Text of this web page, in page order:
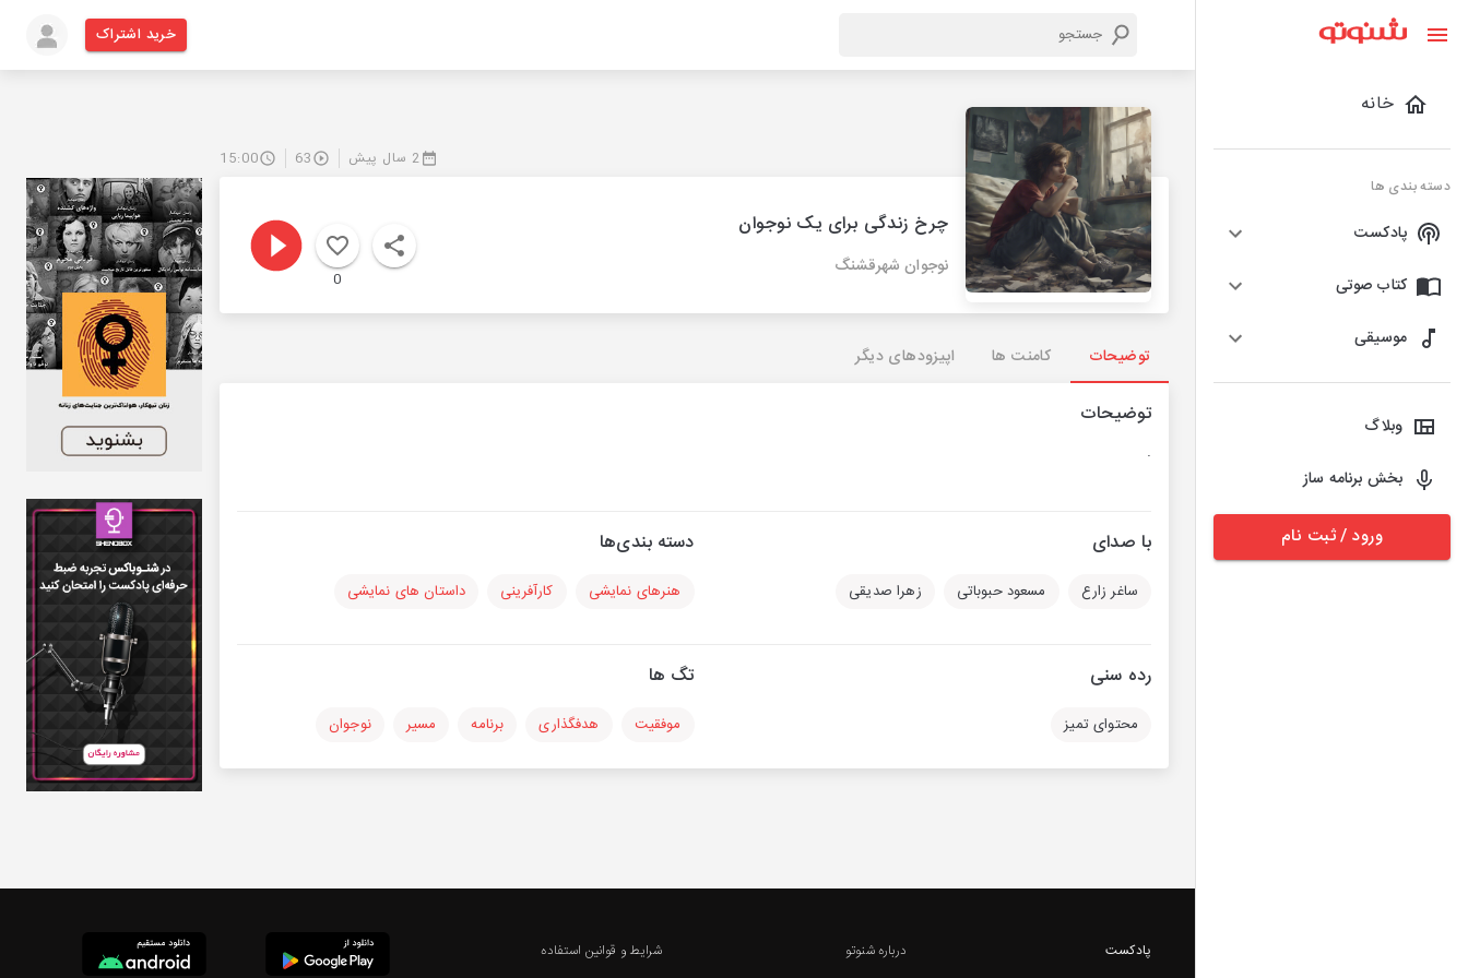
خانه
دسته بندی ها
پادکست
کتاب صوتی
موسیقی
وبلاگ
بخش برنامه ساز
ورود / ثبت نام
خرید اشتراک
2 سال پیش 63
15:00
چرخ زندگی برای یک نوجوان
نوجوان شهرقشنگ
0
توضیحات کامنت ها اپیزودهای دیگر
توضیحات
.
با صدای
ساغر زارع مسعود حبوباتی زهرا صدیقی
دسته بندی‌ها
هنرهای نمایشی کارآفرینی داستان های نمایشی
رده سنی
محتوای تمیز
تگ ها
موفقیت هدفگذاری برنامه مسیر نوجوان
پادکست
درباره شنوتو
شرایط و قوانین استفاده